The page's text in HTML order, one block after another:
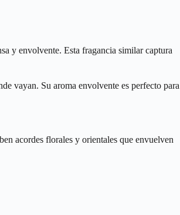
y envolvente. Esta fragancia similar captura
vayan. Su aroma envolvente es perfecto para
acordes florales y orientales que envuelven